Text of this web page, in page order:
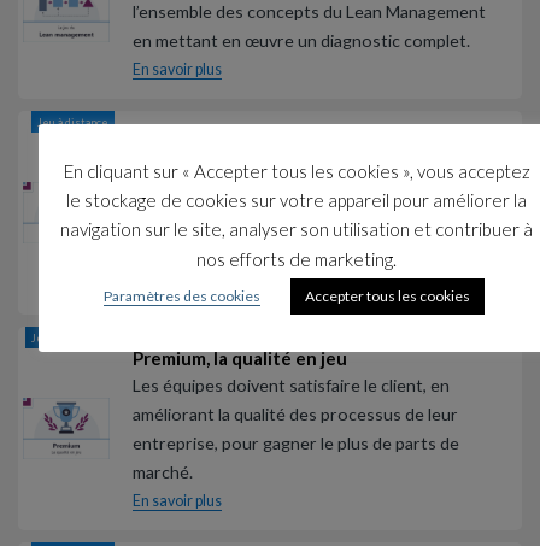
l’ensemble des concepts du Lean Management
en mettant en œuvre un diagnostic complet.
En savoir plus
Jeu à distance
Le Jeu du Lean Management en format à
distanciel pour aborder l’ensemble des concepts
du Lean Management en mettant en œuvre un
diagnostic complet.
Jeu présentiel
Premium, la qualité en jeu
Les équipes doivent satisfaire le client, en
améliorant la qualité des processus de leur
entreprise, pour gagner le plus de parts de
marché.
En savoir plus
En cliquant sur « Accepter tous les cookies », vous acceptez
le stockage de cookies sur votre appareil pour améliorer la
navigation sur le site, analyser son utilisation et contribuer à
nos efforts de marketing.
Paramètres des cookies Accepter tous les cookies